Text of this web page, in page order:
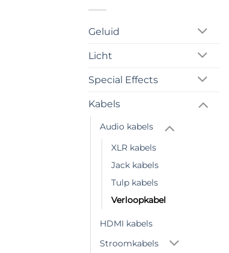
Geluid
Licht
Special Effects
Kabels
Audio kabels
XLR kabels
Jack kabels
Tulp kabels
Verloopkabel
HDMI kabels
Stroomkabels